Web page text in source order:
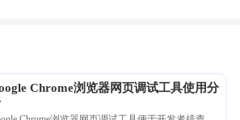
Chrome浏览器网页调试工具使用分